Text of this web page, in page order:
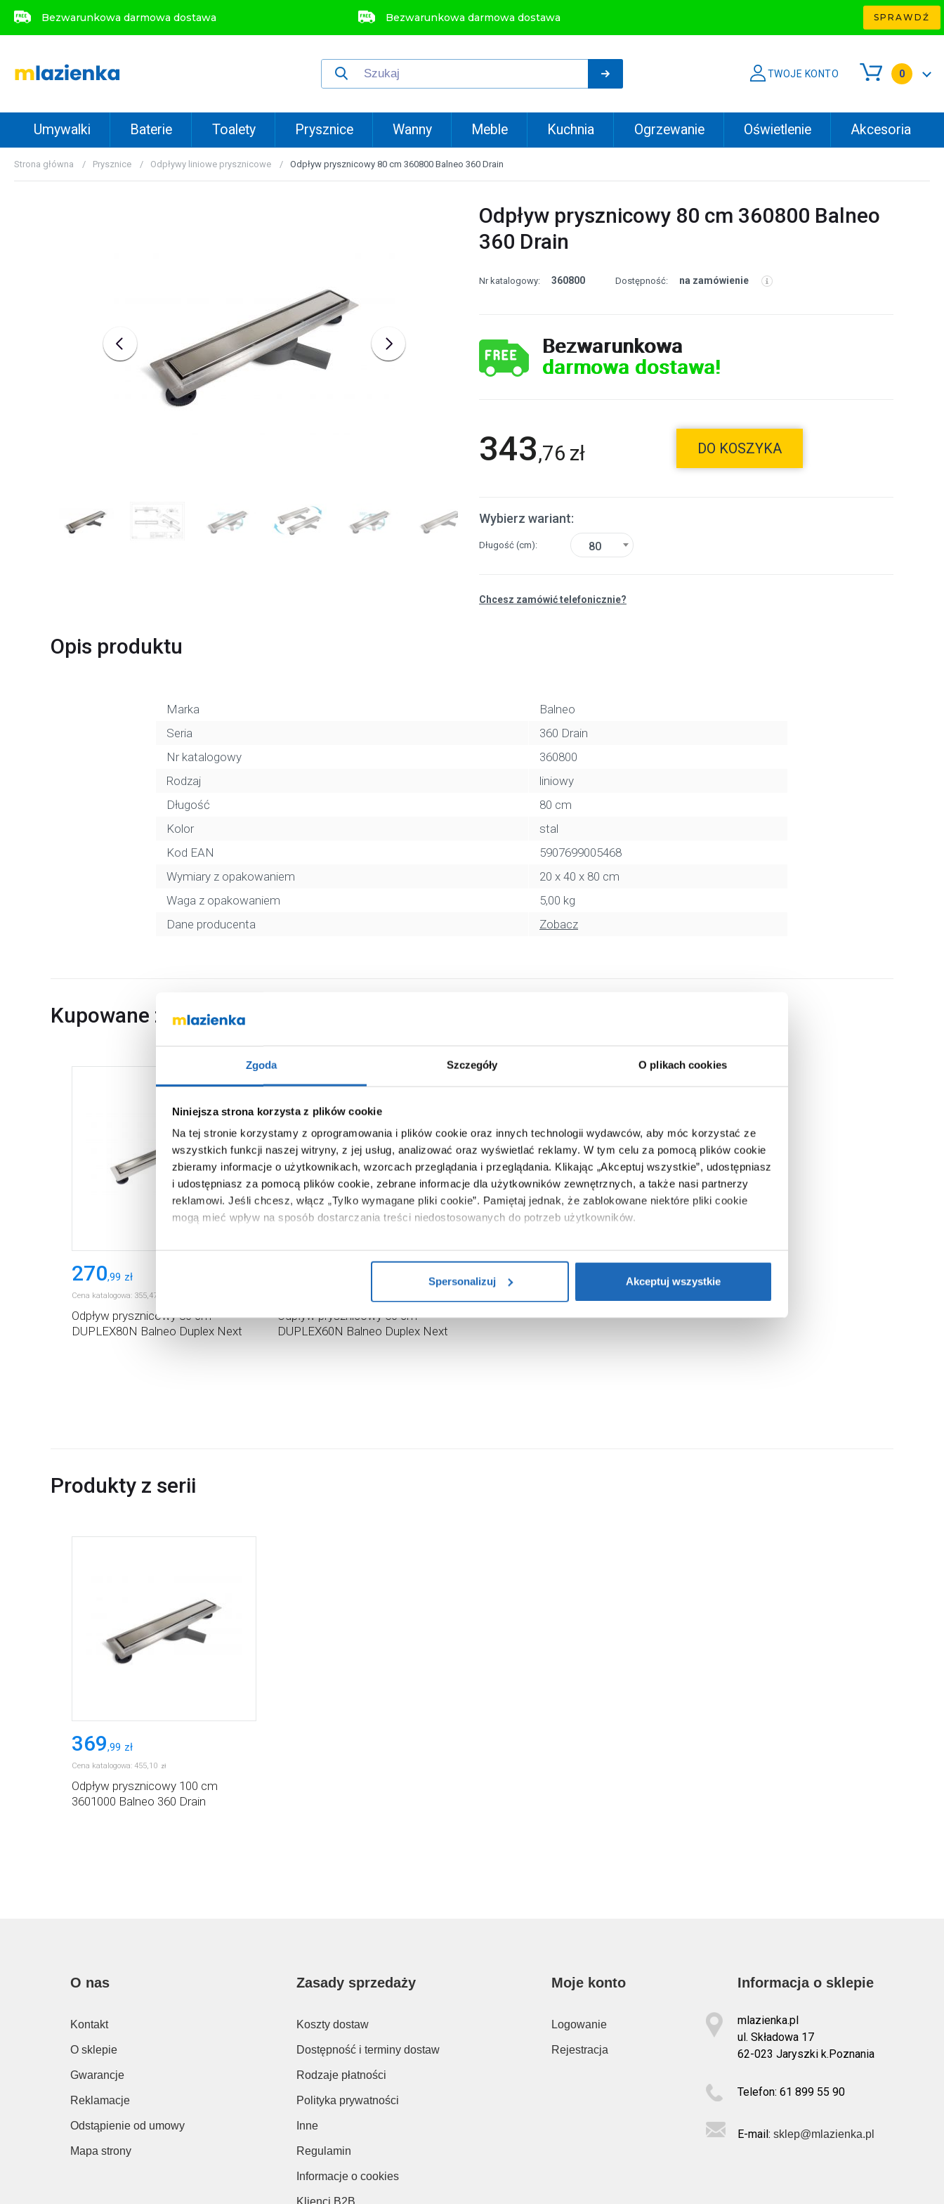
Zgoda Szczegóły O plikach cookies
Niniejsza strona korzysta z plików cookie
Na tej stronie korzystamy z oprogramowania i plików cookie oraz innych technologii wydawców, aby móc korzystać ze
wszystkich funkcji naszej witryny, z jej usług, analizować oraz wyświetlać reklamy. W tym celu za pomocą plików cookie
zbieramy informacje o użytkownikach, wzorcach przeglądania i przeglądania. Klikając „Akceptuj wszystkie”, udostępniasz
i udostępniasz za pomocą plików cookie, zebrane informacje dla użytkowników zewnętrznych, a także nasi partnerzy
reklamowi. Jeśli chcesz, włącz „Tylko wymagane pliki cookie”. Pamiętaj jednak, że zablokowane niektóre pliki cookie
mogą mieć wpływ na sposób dostarczania treści niedostosowanych do potrzeb użytkowników.
Aby uzyskać więcej informacji na temat plików plików cookie, kliknij „Ustawienia plików cookie”.Jeśli chcesz uzyskać
Spersonalizuj
Akceptuj wszystkie
Bezwarunkowa darmowa dostawa Bezwarunkowa darmowa dostawa SPRAWDŹ
TWOJE KONTO 0
Umywalki Baterie Toalety Prysznice Wanny Meble Kuchnia Ogrzewanie Oświetlenie Akcesoria
Strona główna Prysznice Odpływy liniowe prysznicowe Odpływ prysznicowy 80 cm 360800 Balneo 360 Drain
Odpływ prysznicowy 80 cm 360800 Balneo
360 Drain
Nr katalogowy: 360800 Dostępność: na zamówienie
Bezwarunkowa
darmowa dostawa!
343,76 zł DO KOSZYKA
Wybierz wariant:
Długość (cm) 80
Chcesz zamówić telefonicznie?
Opis produktu
Marka
Balneo
Seria
360 Drain
Nr katalogowy
360800
Rodzaj
liniowy
Długość
80 cm
Kolor
stal
Kod EAN
5907699005468
Wymiary z opakowaniem
20 x 40 x 80 cm
Waga z opakowaniem
5,00 kg
Dane producenta
Zobacz
Kupowane z
270,99 zł
Cena katalogowa: 355,47
Odpływ prysznicowy 80 cm
DUPLEX80N Balneo Duplex Next
Odpływ prysznicowy 60 cm
DUPLEX60N Balneo Duplex Next
Produkty z serii
369,99 zł
Cena katalogowa: 455,10 zł
Odpływ prysznicowy 100 cm
3601000 Balneo 360 Drain
O nas
Kontakt
O sklepie
Gwarancje
Reklamacje
Odstąpienie od umowy
Mapa strony
Zasady sprzedaży
Koszty dostaw
Dostępność i terminy dostaw
Rodzaje płatności
Polityka prywatności
Inne
Regulamin
Informacje o cookies
Klienci B2B
Moje konto
Logowanie
Rejestracja
Informacja o sklepie
mlazienka.pl
ul. Składowa 17
62-023 Jaryszki k.Poznania
Telefon: 61 899 55 90
E-mail: sklep@mlazienka.pl